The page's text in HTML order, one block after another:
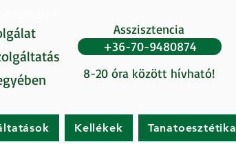
Asszisztencia
8-20 óra között hívható!
+36-70-9480874
Kellékek Tanatoesztétika